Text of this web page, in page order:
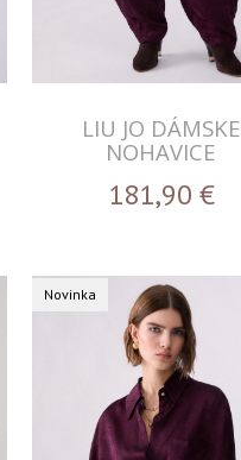
LIU JO DÁMSKE
NOHAVICE
181,90 €
Novinka